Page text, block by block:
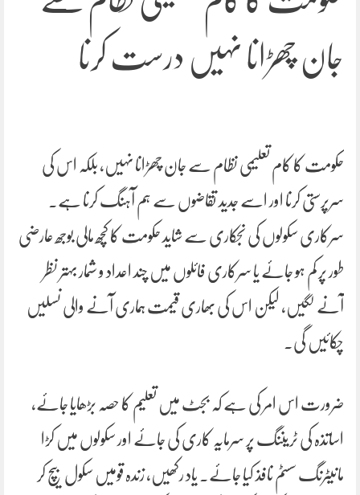
جان چھڑانا نہیں درست کرنا
حکومت کا کام تعلیمی نظام سے جان چھڑانا نہیں، بلکہ اس کی
سرپرستی کرنا اور اسے جدید تقاضوں سے ہم آہنگ کرنا ہے۔
سرکاری سکولوں کی نجکاری سے شاید حکومت کا کچھ مالی بوجھ عارضی
طور پر کم ہو جائے یا سرکاری فائلوں میں چند اعداد و شمار بہتر نظر
آنے لگیں، لیکن اس کی بھاری قیمت ہماری آنے والی نسلیں
چکائیں گی۔
ضرورت اس امر کی ہے کہ بجٹ میں تعلیم کا حصہ بڑھایا جائے،
اساتذہ کی ٹریننگ پر سرمایہ کاری کی جائے اور سکولوں میں کڑا
مانیٹرنگ سسٹم نافذ کیا جائے۔ یاد رکھیں، زندہ قومیں سکول بیچ کر